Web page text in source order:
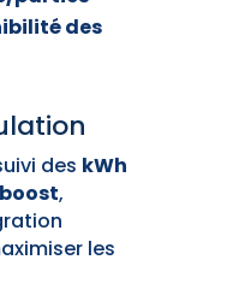
des
des kWh
,
les